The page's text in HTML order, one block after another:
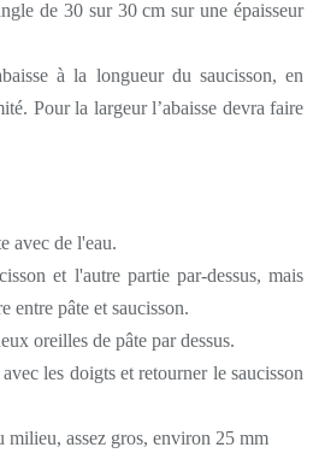
de 30 sur 30 cm sur une épaisseur
à la longueur du saucisson, en
Pour la largeur l’abaisse devra faire
avec de l'eau.
et l'autre partie par-dessus, mais
entre pâte et saucisson.
oreilles de pâte par dessus.
les doigts et retourner le saucisson
milieu, assez gros, environ 25 mm